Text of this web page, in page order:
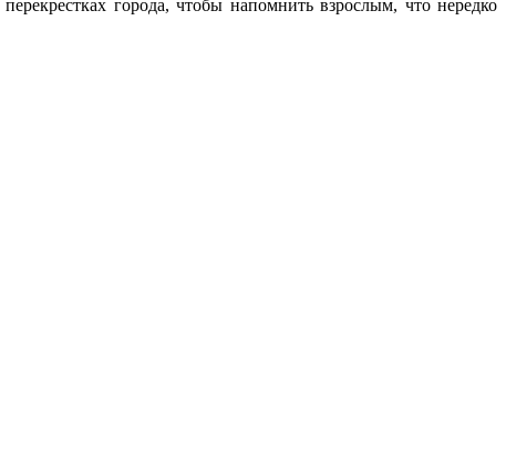
города, чтобы напомнить взрослым, что нередко